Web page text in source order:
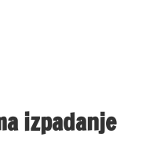
izpadanje